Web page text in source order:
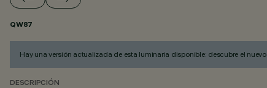
QW87
Hay una versión actualizada de esta luminaria disponible: descubre el nuevo
DESCRIPCIÓN